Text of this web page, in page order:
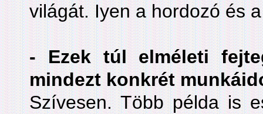
világát. Iyen a hordozó és
- Ezek túl elméleti
mindezt konkrét
Szívesen. Több példa is